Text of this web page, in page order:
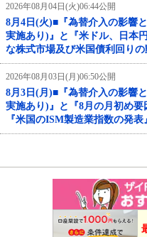
2026年08月04日(火)06:44公開
8月4日(火)■『為替介入の影響
実施あり)』と『米ドル、日本
な株式市場及び米国債利回りの
2026年08月03日(月)06:50公開
8月3日(月)■『為替介入の影響
実施あり)』と『8月の月初め
『米国のISM製造業指数の発表